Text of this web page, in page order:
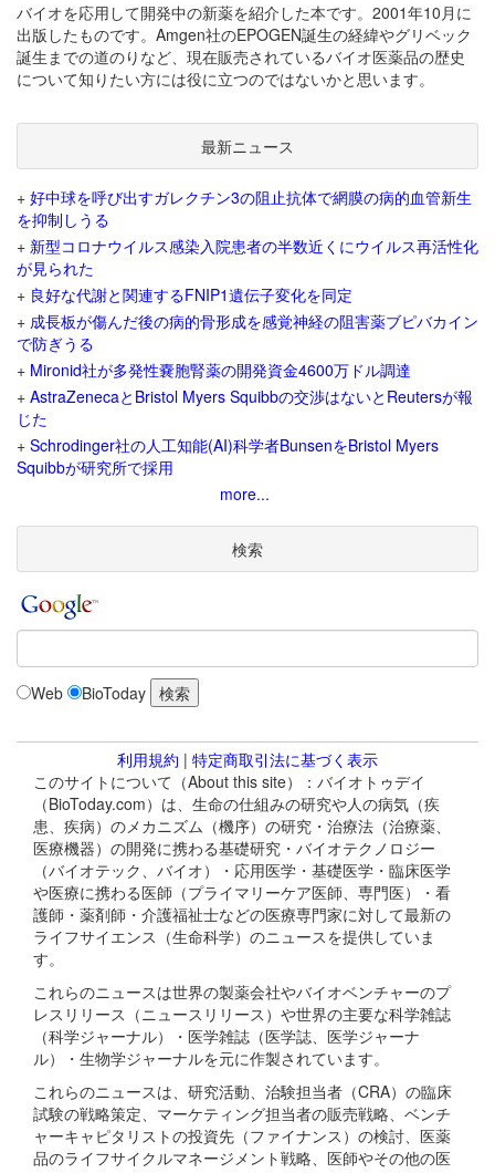
バイオを応用して開発中の新薬を紹介した本です。2001年10月に
出版したものです。Amgen社のEPOGEN誕生の経緯やグリベック
誕生までの道のりなど、現在販売されているバイオ医薬品の歴史
について知りたい方には役に立つのではないかと思います。
最新ニュース
+ 好中球を呼び出すガレクチン3の阻止抗体で網膜の病的血管新生
を抑制しうる
+ 新型コロナウイルス感染入院患者の半数近くにウイルス再活性化
が見られた
+ 良好な代謝と関連するFNIP1遺伝子変化を同定
+ 成長板が傷んだ後の病的骨形成を感覚神経の阻害薬ブピバカイン
で防ぎうる
+ Mironid社が多発性嚢胞腎薬の開発資金4600万ドル調達
+ AstraZenecaとBristol Myers Squibbの交渉はないとReutersが報
じた
+ Schrodinger社の人工知能(AI)科学者BunsenをBristol Myers
Squibbが研究所で採用
more...
検索
Web BioToday
利用規約 | 特定商取引法に基づく表示
このサイトについて（About this site）：バイオトゥデイ
（BioToday.com）は、生命の仕組みの研究や人の病気（疾
患、疾病）のメカニズム（機序）の研究・治療法（治療薬、
医療機器）の開発に携わる基礎研究・バイオテクノロジー
（バイオテック、バイオ）・応用医学・基礎医学・臨床医学
や医療に携わる医師（プライマリーケア医師、専門医）・看
護師・薬剤師・介護福祉士などの医療専門家に対して最新の
ライフサイエンス（生命科学）のニュースを提供していま
す。
これらのニュースは世界の製薬会社やバイオベンチャーのプ
レスリリース（ニュースリリース）や世界の主要な科学雑誌
（科学ジャーナル）・医学雑誌（医学誌、医学ジャーナ
ル）・生物学ジャーナルを元に作製されています。
これらのニュースは、研究活動、治験担当者（CRA）の臨床
試験の戦略策定、マーケティング担当者の販売戦略、ベンチ
ャーキャピタリストの投資先（ファイナンス）の検討、医薬
品のライフサイクルマネージメント戦略、医師やその他の医